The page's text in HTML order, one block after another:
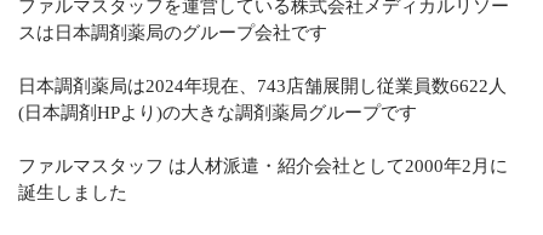
ファルマスタッフを運営している株式会社メディカルリソー
スは日本調剤薬局のグループ会社です
日本調剤薬局は2024年現在、743店舗展開し従業員数6622人
(日本調剤HPより)の大きな調剤薬局グループです
ファルマスタッフ は人材派遣・紹介会社として2000年2月に
誕生しました